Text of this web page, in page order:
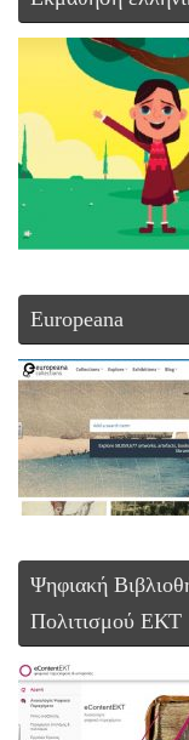
Europeana
Ψηφιακή
Πολιτισμού ΕΚΤ